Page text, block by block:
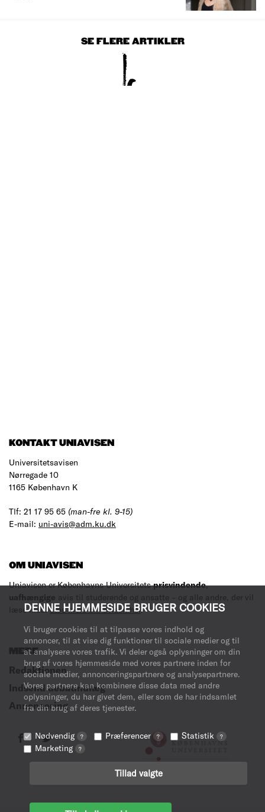
DENNE HJEMMESIDE BRUGER COOKIES
Vi bruger cookies til at tilpasse vores indhold og
annoncer, til at vise dig funktioner til sociale medier og til
at analysere vores trafik. Vi deler også oplysninger om din
brug af vores hjemmeside med vores partnere inden for
sociale medier, annonceringspartnere og analysepartnere.
Vores partnere kan kombinere disse data med andre
oplysninger, du har givet dem, eller som de har indsamlet
fra din brug af deres tjenester.
Nødvendig ? Præferencer ? Statistik ?
Marketing ?
Tillad valgte
SE FLERE ARTIKLER
KONTAKT UNIAVISEN
Universitetsavisen
Nørregade 10
1165 København K
Tlf: 21 17 95 65 (man-fre kl. 9-15)
E-mail: uni-avis@adm.ku.dk
OM UNIAVISEN
Uniavisen er Københavns Universitetsprisvindende,
uafhængige avis til studerende og ansatte – og alle andre, der vil
læse med.Læs mere om avisen her.
MERE
Redaktionen
Indsend debatindlæg
Annoncering